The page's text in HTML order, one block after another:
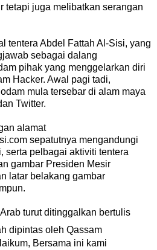
tetapi juga melibatkan serangan
tentera Abdel Fattah Al-Sisi, yang
sebagai dalang
pihak yang menggelarkan diri
Hacker. Awal pagi tadi,
mula tersebar di alam maya
Twitter.
alamat
sepatutnya mengandungi
serta pelbagai aktiviti tentera
gambar Presiden Mesir
latar belakang gambar
turut ditinggalkan bertulis
dipintas oleh Qassam
Bersama ini kami